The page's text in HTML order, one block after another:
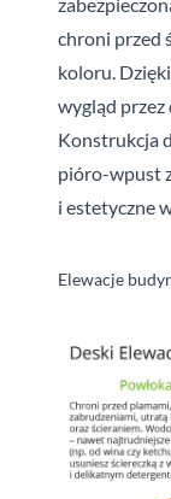
chroni przed
koloru.
wygląd przez
Konstrukcja
pióro-wpust
i estetyczne
Elewacje